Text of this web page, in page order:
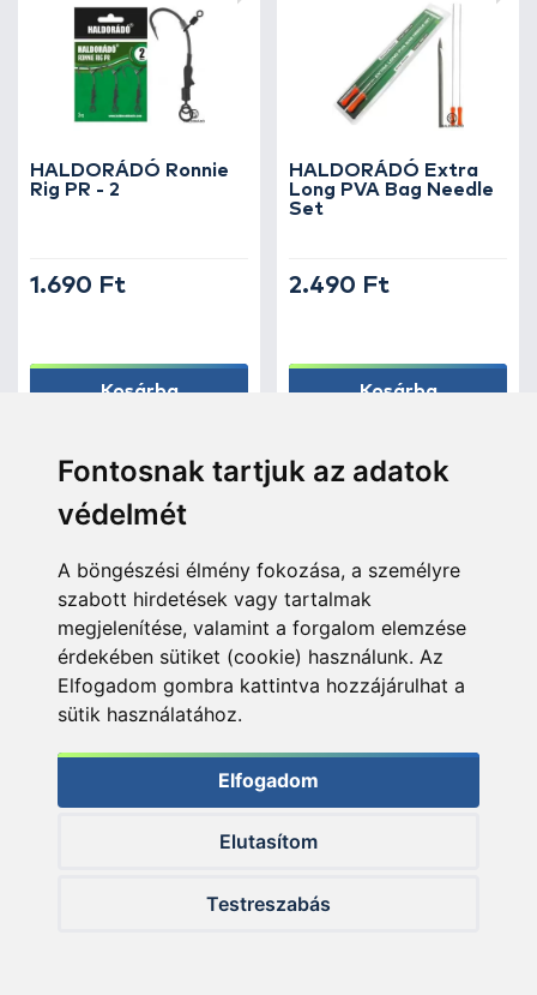
Fontosnak tartjuk az adatok
védelmét
A böngészési élmény fokozása, a személyre
szabott hirdetések vagy tartalmak
megjelenítése, valamint a forgalom elemzése
érdekében sütiket (cookie) használunk. Az
Elfogadom gombra kattintva hozzájárulhat a
sütik használatához.
Elfogadom
Elutasítom
Testreszabás
HALDORÁDÓ Ronnie
Rig PR - 2
1.690 Ft
Kosárba
HALDORÁDÓ Extra
Long PVA Bag Needle
Set
2.490 Ft
Kosárba
HALDORÁDÓ Big Carp
Quick Change Set
+35
3.490 Ft
HALDORÁDÓ Camou
+30
2.990 Ft